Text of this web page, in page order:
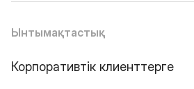
Ынтымақтастық
Корпоративтік клиенттерге